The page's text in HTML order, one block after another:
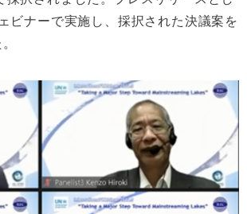
ビナーで実施し、採択された決議案を